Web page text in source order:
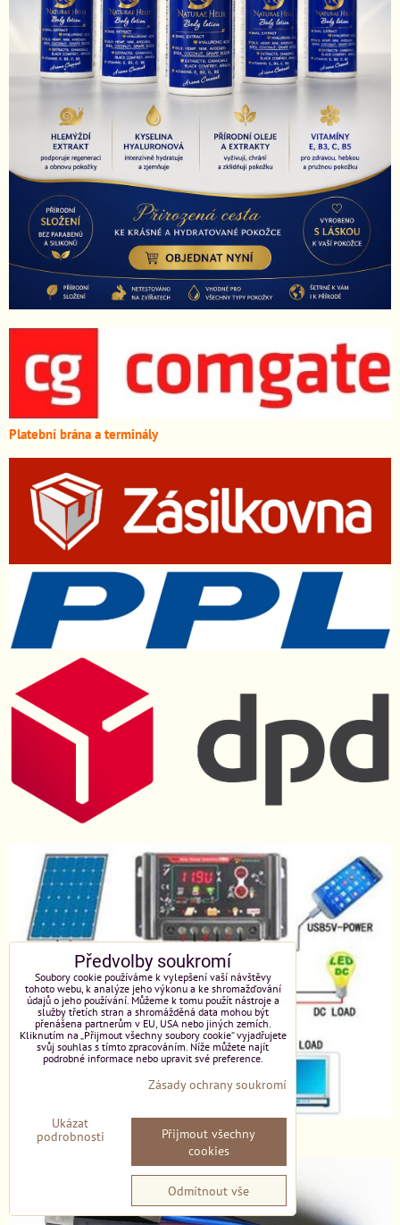
Platební brána a terminály
Solární PWM regulátor
Předvolby soukromí
Soubory cookie používáme k vylepšení vaší návštěvy
tohoto webu, k analýze jeho výkonu a ke shromažďování
údajů o jeho používání. Můžeme k tomu použít nástroje a
služby třetích stran a shromážděná data mohou být
přenášena partnerům v EU, USA nebo jiných zemích.
Kliknutím na „Přijmout všechny soubory cookie“ vyjadřujete
svůj souhlas s tímto zpracováním. Níže můžete najít
podrobné informace nebo upravit své preference.
Zásady ochrany soukromí
Ukázat
podrobnosti
Přijmout všechny
cookies
Odmítnout vše